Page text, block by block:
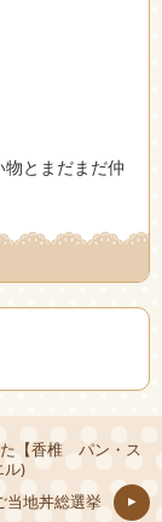
物とまだまだ仲
た【香椎 パン・ス
ル)
当地丼総選挙